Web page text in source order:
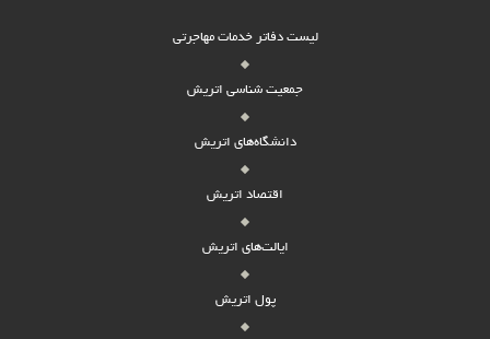
لیست دفاتر خدمات مهاجرتی
جمعیت شناسی اتریش
دانشگاه‌های اتریش
اقتصاد اتریش
ایالت‌های اتریش
پول اتریش